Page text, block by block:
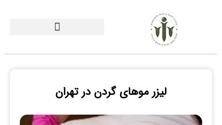
لیزر موهای گردن در تهران